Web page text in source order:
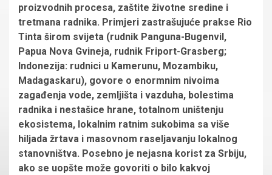
proizvodnih procesa, zaštite životne sredine i
tretmana radnika. Primjeri zastrašujuće prakse Rio
Tinta širom svijeta (rudnik Panguna-Bugenvil,
Papua Nova Gvineja, rudnik Friport-Grasberg;
Indonezija: rudnici u Kamerunu, Mozambiku,
Madagaskaru), govore o enormnim nivoima
zagađenja vode, zemljišta i vazduha, bolestima
radnika i nestašice hrane, totalnom uništenju
ekosistema, lokalnim ratnim sukobima sa više
hiljada žrtava i masovnom raseljavanju lokalnog
stanovništva. Posebno je nejasna korist za Srbiju,
ako se uopšte može govoriti o bilo kakvoj